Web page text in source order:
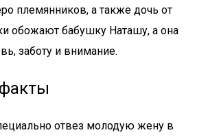
племянников, а также дочь от
обожают бабушку Наташу, а она
заботу и внимание.
отвез молодую жену в